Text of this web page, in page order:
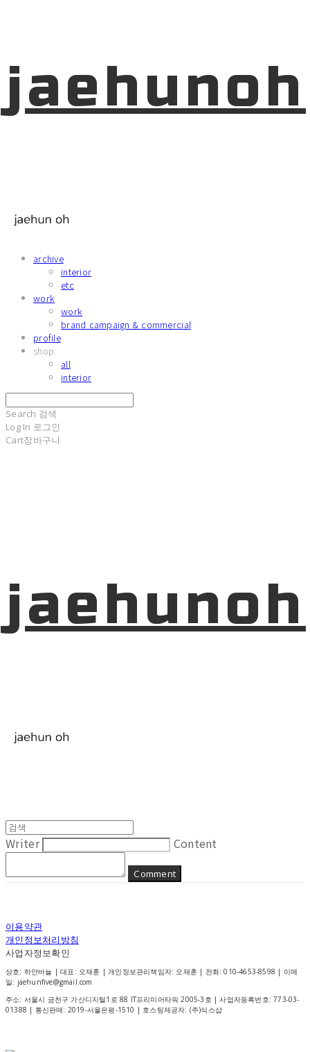
jaehunoh
archive
interior
etc
work
work
brand campaign & commercial
profile
shop
all
interior
Search 검색
Log In 로그인
Cart장바구니
jaehunoh
Writer Content
Comment
이용약관
개인정보처리방침
사업자정보확인
상호: 하얀바늘 | 대표: 오재훈 | 개인정보관리책임자: 오재훈 | 전화: 010-4653-8598 | 이메
일: jaehunfive@gmail.com
주소: 서울시 금천구 가산디지털1로 88 IT프리미어타워 2005-3호 | 사업자등록번호:773-03-
01388 | 통신판매: 2019-서울은평-1510 | 호스팅제공자: (주)식스샵